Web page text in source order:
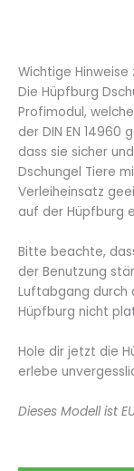
Wichtige Hinweise
Die Hüpfburg
Profimodul,
der DIN EN
dass sie sicher
Dschungel Tiere
Verleiheinsatz
auf der Hüpfburg
Bitte beachte,
der Benutzung
Luftabgang durch
Hüpfburg nicht
Hole dir jetzt die
erlebe
Dieses Modell ist